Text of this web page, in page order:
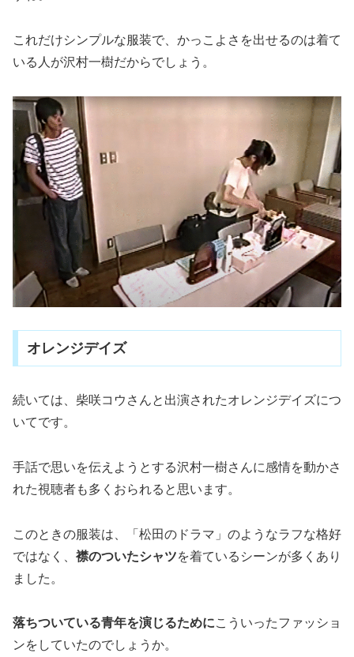
これだけシンプルな服装で、かっこよさを出せるのは着て
いる人が沢村一樹だからでしょう。
オレンジデイズ
続いては、柴咲コウさんと出演されたオレンジデイズにつ
いてです。
手話で思いを伝えようとする沢村一樹さんに感情を動かさ
れた視聴者も多くおられると思います。
このときの服装は、「松田のドラマ」のようなラフな格好
ではなく、 襟のついたシャツを着ているシーンが多くあり
ました。
落ちついている青年を演じるためにこういったファッショ
ンをしていたのでしょうか。